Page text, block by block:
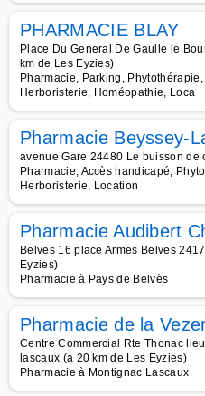
PHARMACIE BLAY
Place Du General De Gaulle le
km de Les Eyzies)
Pharmacie, Parking,
Herboristerie, Homéopathie, Loca
Pharmacie Beyssey-
avenue Gare 24480 Le buisson de
Pharmacie, Accès handicapé,
Herboristerie, Location
Pharmacie Audibert
Belves 16 place Armes Belves
Eyzies)
Pharmacie à Pays de Belvès
Pharmacie de la
Centre Commercial Rte Thonac
lascaux (à 20 km de Les Eyzies)
Pharmacie à Montignac Lascaux